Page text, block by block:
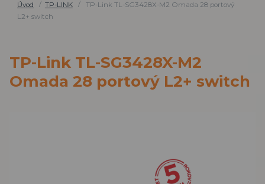
Úvod TP-LINK
TP-Link TL-SG3428X-M2 Omada 28 portový
L2+ switch
TP-Link TL-SG3428X-M2
Omada 28 portový L2+ switch